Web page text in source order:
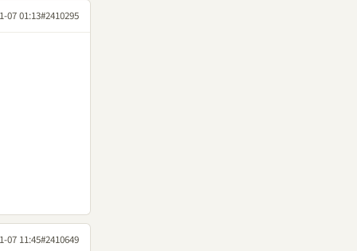
07 01:13#2410295
07 11:45#2410649